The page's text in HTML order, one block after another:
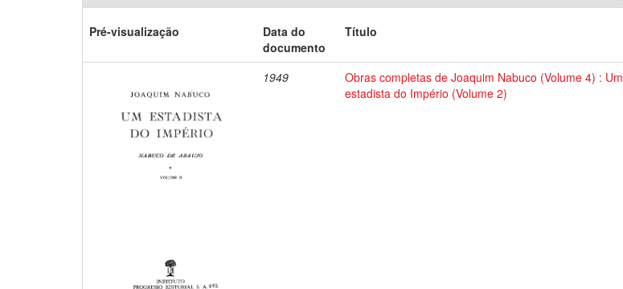
Pré-visualização
Data do
documento
Título
1949
Obras completas de Joaquim Nabuco (Volume 4) : Um
estadista do Império (Volume 2)